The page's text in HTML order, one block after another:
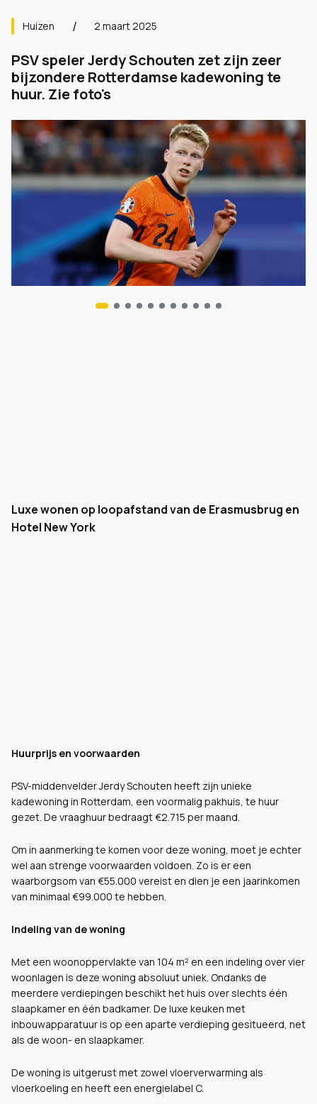
Huizen 2 maart 2025
PSV speler Jerdy Schouten zet zijn zeer
bijzondere Rotterdamse kadewoning te
huur. Zie foto's
Luxe wonen op loopafstand van de Erasmusbrug en
Hotel New York
Huurprijs en voorwaarden
PSV-middenvelder Jerdy Schouten heeft zijn unieke
kadewoning in Rotterdam, een voormalig pakhuis, te huur
gezet. De vraaghuur bedraagt €2.715 per maand.
Om in aanmerking te komen voor deze woning, moet je echter
wel aan strenge voorwaarden voldoen. Zo is er een
waarborgsom van €55.000 vereist en dien je een jaarinkomen
van minimaal €99.000 te hebben.
Indeling van de woning
Met een woonoppervlakte van 104 m² en een indeling over vier
woonlagen is deze woning absoluut uniek. Ondanks de
meerdere verdiepingen beschikt het huis over slechts één
slaapkamer en één badkamer. De luxe keuken met
inbouwapparatuur is op een aparte verdieping gesitueerd, net
als de woon- en slaapkamer.
De woning is uitgerust met zowel vloerverwarming als
vloerkoeling en heeft een energielabel C.